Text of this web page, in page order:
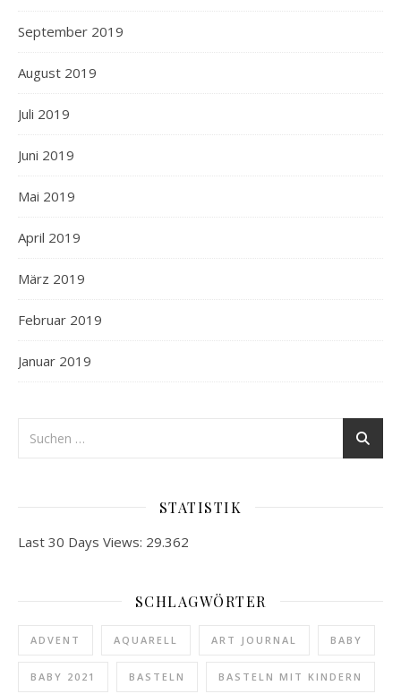
September 2019
August 2019
Juli 2019
Juni 2019
Mai 2019
April 2019
März 2019
Februar 2019
Januar 2019
STATISTIK
Last 30 Days Views: 29.362
SCHLAGWÖRTER
ADVENT AQUARELL ART JOURNAL BABY
BABY 2021 BASTELN BASTELN MIT KINDERN